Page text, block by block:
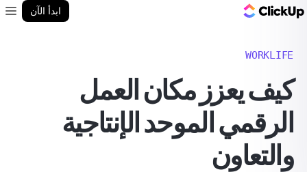
ابدأ الآن
WORKLIFE
كيف يعزز مكان العمل
الرقمي الموحد الإنتاجية
والتعاون